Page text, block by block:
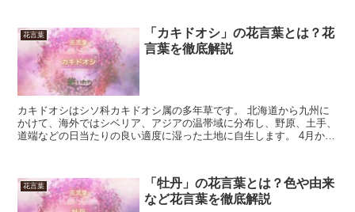
花言葉
「カキドオシ」の花言葉とは？花
言葉を徹底解説
カキドオシはシソ科カキドオシ属の多年草です。 北海道から九州に
かけて、海外ではシベリア、アジアの温帯域に分布し、野原、土手、
道端などの日当たりの良い適度に湿った土地に自生します。 4月から
花言葉
「牡丹」の花言葉とは？色や由来
など花言葉を徹底解説